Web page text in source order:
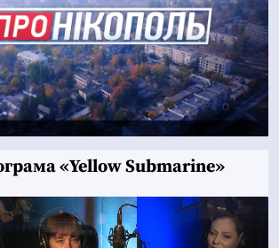
«Yellow Submarine»